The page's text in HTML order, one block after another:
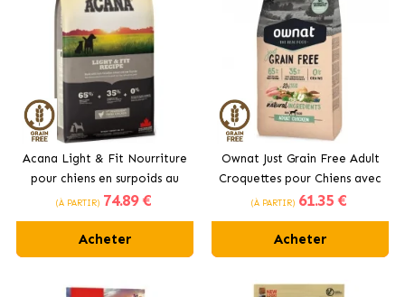
Acana Light & Fit Nourriture
pour chiens en surpoids au
poulet frais
(À PARTIR) 74.89 €
Acheter
Ownat Just Grain Free Adult
Croquettes pour Chiens avec
Poulet
(À PARTIR) 61.35 €
Acheter